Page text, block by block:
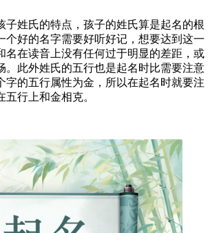
子姓氏的特点，孩子的姓氏算是起名的根
个好的名字需要好听好记，想要达到这一
名在读音上没有任何过于明显的差距，或
。此外姓氏的五行也是起名时比需要注意
字的五行属性为金，所以在起名时就要注
行上和金相克。